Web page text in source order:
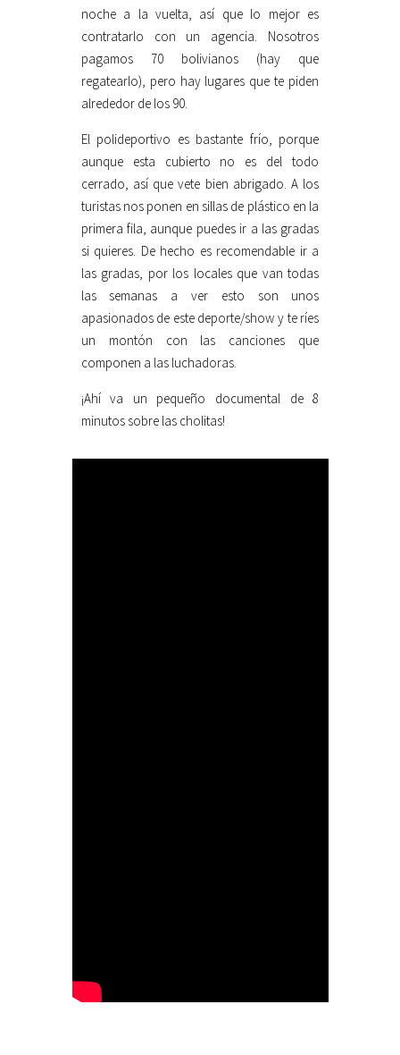
noche a la vuelta, así que lo mejor es
contratarlo con un agencia. Nosotros
pagamos 70 bolivianos (hay que
regatearlo), pero hay lugares que te piden
alrededor de los 90.
El polideportivo es bastante frío, porque
aunque esta cubierto no es del todo
cerrado, así que vete bien abrigado. A los
turistas nos ponen en sillas de plástico en la
primera fila, aunque puedes ir a las gradas
si quieres. De hecho es recomendable ir a
las gradas, por los locales que van todas
las semanas a ver esto son unos
apasionados de este deporte/show y te ríes
un montón con las canciones que
componen a las luchadoras.
¡Ahí va un pequeño documental de 8
minutos sobre las cholitas!